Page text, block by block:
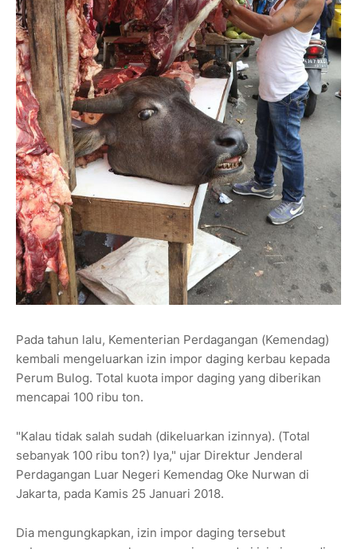
Pada tahun lalu, Kementerian Perdagangan (Kemendag)
kembali mengeluarkan izin impor daging kerbau kepada
Perum Bulog. Total kuota impor daging yang diberikan
mencapai 100 ribu ton.
‎"Kalau tidak salah sudah (dikeluarkan izinnya). (Total
sebanyak 100 ribu ton?) Iya," ujar Direktur Jenderal
Perdagangan Luar Negeri Kemendag Oke Nurwan di
Jakarta, pada Kamis 25 Januari 2018.
Dia mengungkapkan, izin impor daging tersebut